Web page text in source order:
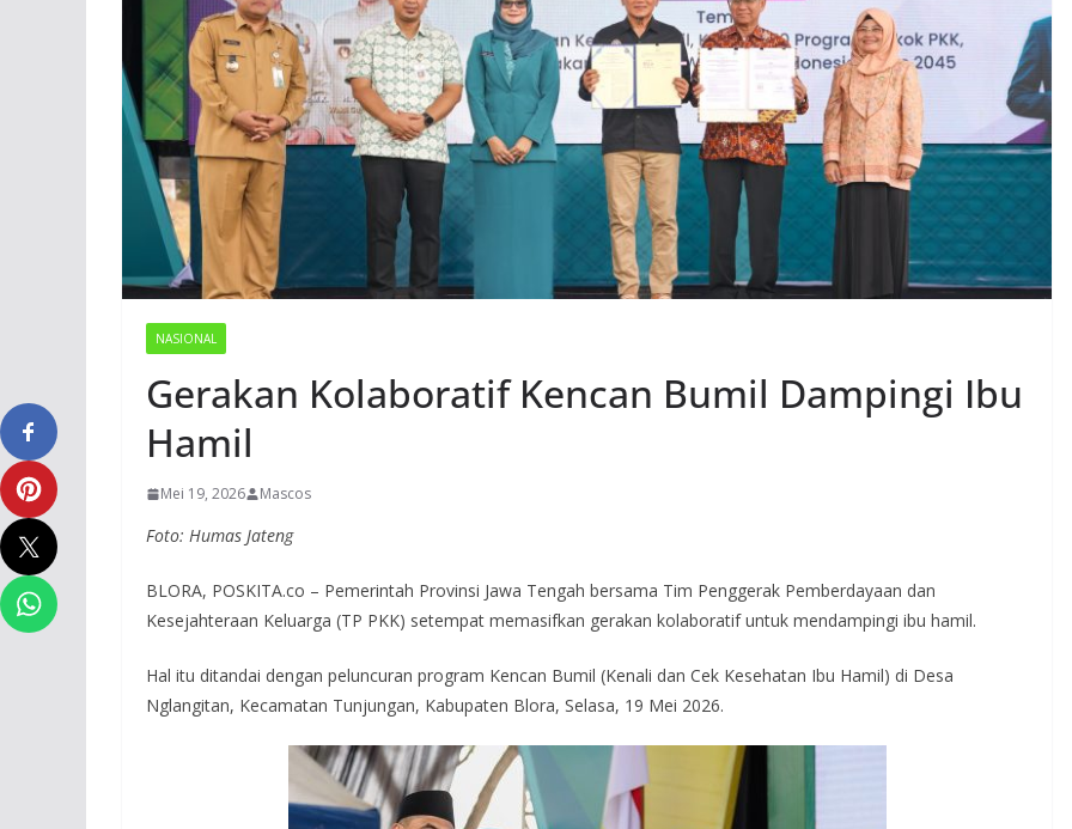
NASIONAL
Gerakan Kolaboratif Kencan Bumil Dampingi Ibu
Hamil
Mei 19, 2026 Mascos
Foto: Humas Jateng
BLORA, POSKITA.co – Pemerintah Provinsi Jawa Tengah bersama Tim Penggerak Pemberdayaan dan
Kesejahteraan Keluarga (TP PKK) setempat memasifkan gerakan kolaboratif untuk mendampingi ibu hamil.
Hal itu ditandai dengan peluncuran program Kencan Bumil (Kenali dan Cek Kesehatan Ibu Hamil) di Desa
Nglangitan, Kecamatan Tunjungan, Kabupaten Blora, Selasa, 19 Mei 2026.